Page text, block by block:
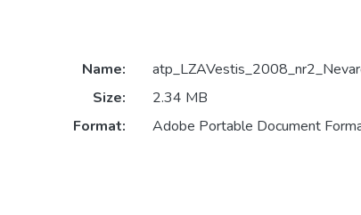
Name:
Size:
2.34 MB
Format:
Adobe Portable Document